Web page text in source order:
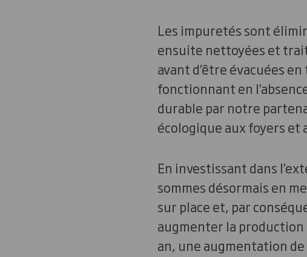
Les impuretés sont
ensuite nettoyées et
avant d’être évacuées
fonctionnant en
durable par notre
écologique aux foyers
En investissant dans
sommes désormais en
sur place et, par
augmenter la production
an, une augmentation